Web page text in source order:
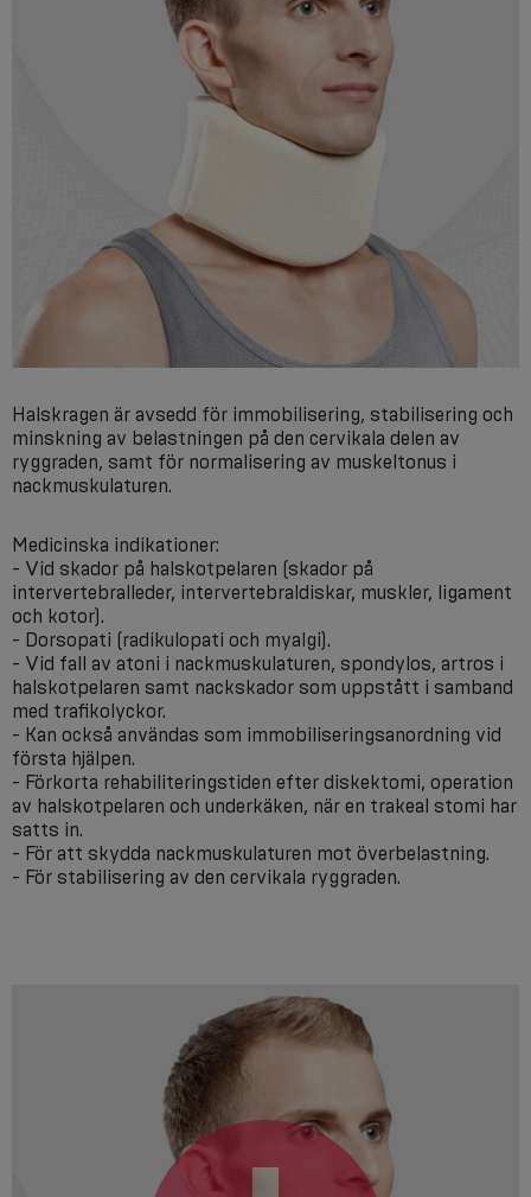
Halskragen är avsedd för immobilisering, stabilisering och
minskning av belastningen på den cervikala delen av
ryggraden, samt för normalisering av muskeltonus i
nackmuskulaturen.
Medicinska indikationer:
- Vid skador på halskotpelaren (skador på
intervertebralleder, intervertebraldiskar, muskler, ligament
och kotor).
- Dorsopati (radikulopati och myalgi).
- Vid fall av atoni i nackmuskulaturen, spondylos, artros i
halskotpelaren samt nackskador som uppstått i samband
med trafikolyckor.
- Kan också användas som immobiliseringsanordning vid
första hjälpen.
- Förkorta rehabiliteringstiden efter diskektomi, operation
av halskotpelaren och underkäken, när en trakeal stomi har
satts in.
- För att skydda nackmuskulaturen mot överbelastning.
- För stabilisering av den cervikala ryggraden.